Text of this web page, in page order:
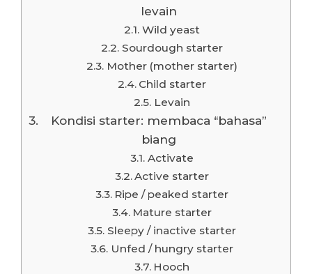
levain
Wild yeast
Sourdough starter
Mother (mother starter)
Child starter
Levain
Kondisi starter: membaca “bahasa”
biang
Activate
Active starter
Ripe / peaked starter
Mature starter
Sleepy / inactive starter
Unfed / hungry starter
Hooch